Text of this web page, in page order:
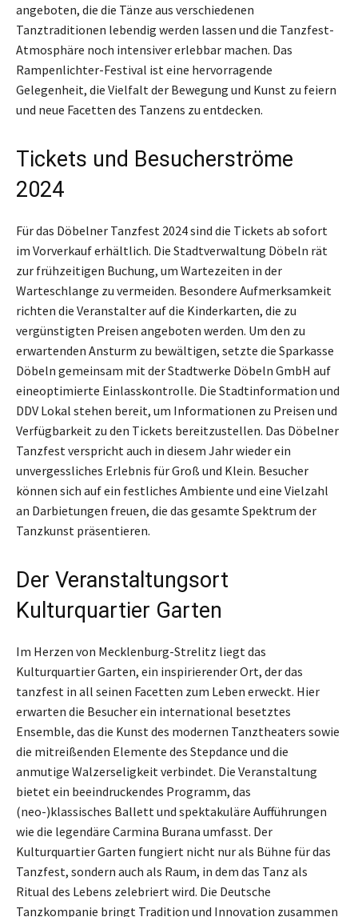
angeboten, die die Tänze aus verschiedenen
Tanztraditionen lebendig werden lassen und die Tanzfest-
Atmosphäre noch intensiver erlebbar machen. Das
Rampenlichter-Festival ist eine hervorragende
Gelegenheit, die Vielfalt der Bewegung und Kunst zu feiern
und neue Facetten des Tanzens zu entdecken.
Tickets und Besucherströme
2024
Für das Döbelner Tanzfest 2024 sind die Tickets ab sofort
im Vorverkauf erhältlich. Die Stadtverwaltung Döbeln rät
zur frühzeitigen Buchung, um Wartezeiten in der
Warteschlange zu vermeiden. Besondere Aufmerksamkeit
richten die Veranstalter auf die Kinderkarten, die zu
vergünstigten Preisen angeboten werden. Um den zu
erwartenden Ansturm zu bewältigen, setzte die Sparkasse
Döbeln gemeinsam mit der Stadtwerke Döbeln GmbH auf
eineoptimierte Einlasskontrolle. Die Stadtinformation und
DDV Lokal stehen bereit, um Informationen zu Preisen und
Verfügbarkeit zu den Tickets bereitzustellen. Das Döbelner
Tanzfest verspricht auch in diesem Jahr wieder ein
unvergessliches Erlebnis für Groß und Klein. Besucher
können sich auf ein festliches Ambiente und eine Vielzahl
an Darbietungen freuen, die das gesamte Spektrum der
Tanzkunst präsentieren.
Der Veranstaltungsort
Kulturquartier Garten
Im Herzen von Mecklenburg-Strelitz liegt das
Kulturquartier Garten, ein inspirierender Ort, der das
tanzfest in all seinen Facetten zum Leben erweckt. Hier
erwarten die Besucher ein international besetztes
Ensemble, das die Kunst des modernen Tanztheaters sowie
die mitreißenden Elemente des Stepdance und die
anmutige Walzerseligkeit verbindet. Die Veranstaltung
bietet ein beeindruckendes Programm, das
(neo-)klassisches Ballett und spektakuläre Aufführungen
wie die legendäre Carmina Burana umfasst. Der
Kulturquartier Garten fungiert nicht nur als Bühne für das
Tanzfest, sondern auch als Raum, in dem das Tanz als
Ritual des Lebens zelebriert wird. Die Deutsche
Tanzkompanie bringt Tradition und Innovation zusammen